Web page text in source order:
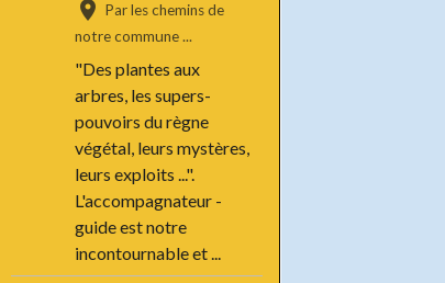
Par les chemins de
notre commune ...
"Des plantes aux
arbres, les supers-
pouvoirs du règne
végétal, leurs mystères,
leurs exploits ...".
L'accompagnateur -
guide est notre
incontournable et ...